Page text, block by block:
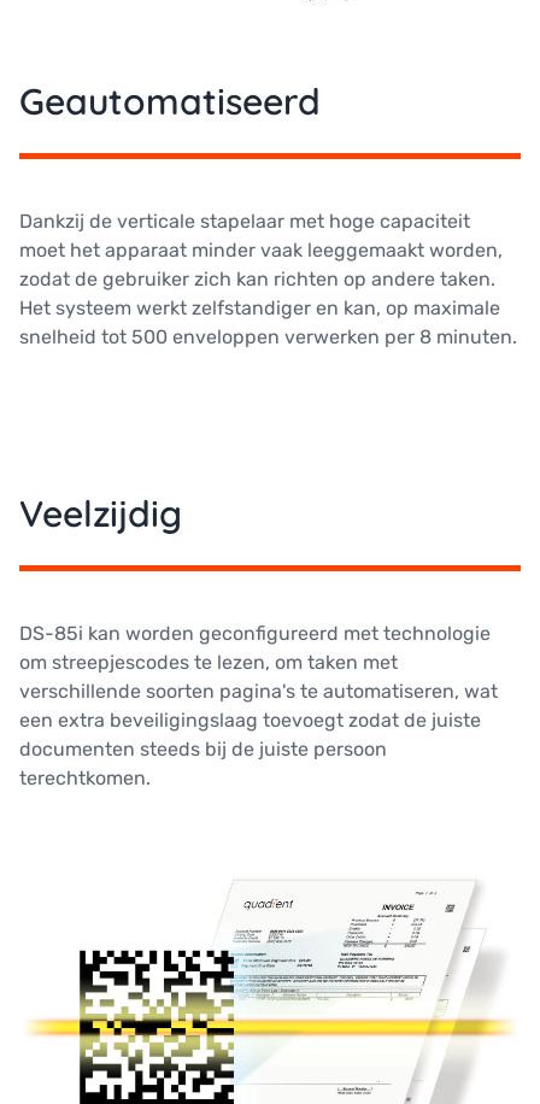
Geautomatiseerd
Dankzij de verticale stapelaar met hoge capaciteit
moet het apparaat minder vaak leeggemaakt worden,
zodat de gebruiker zich kan richten op andere taken.
Het systeem werkt zelfstandiger en kan, op maximale
snelheid tot 500 enveloppen verwerken per 8 minuten.
Veelzijdig
DS-85i kan worden geconfigureerd met technologie
om streepjescodes te lezen, om taken met
verschillende soorten pagina's te automatiseren, wat
een extra beveiligingslaag toevoegt zodat de juiste
documenten steeds bij de juiste persoon
terechtkomen.